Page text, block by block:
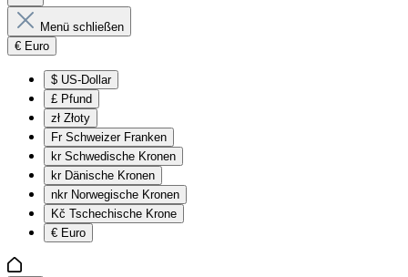
Menü schließen
€ Euro
$ US-Dollar
£ Pfund
zł Złoty
Fr Schweizer Franken
kr Schwedische Kronen
kr Dänische Kronen
nkr Norwegische Kronen
Kč Tschechische Krone
€ Euro